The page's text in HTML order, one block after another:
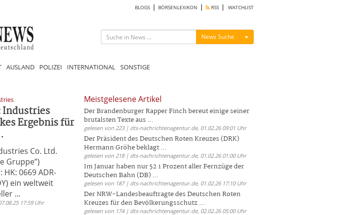
BLOGS BÖRSENLEXIKON RSS WATCHLIST
News Suche Menü ein-/ausblenden
AUSLAND POLIZEI INTERNATIONAL SONSTIGE
Ergebnis für
Co. Ltd.
Gruppe”)
0669 ADR-
ein weltweit
...
17:59 Uhr
Meistgelesene Artikel
Der Brandenburger Rapper Finch bereut einige seiner
brutalsten Texte aus ...
gelesen von 223 | dts-nachrichtenagentur.de, 01.02.26 09:01 Uhr
Der Präsident des Deutschen Roten Kreuzes (DRK)
Hermann Gröhe beklagt ...
gelesen von 218 | dts-nachrichtenagentur.de, 01.02.26 01:00 Uhr
Im Januar haben nur 52 1 Prozent aller Fernzüge der
Deutschen Bahn (DB) ...
gelesen von 187 | dts-nachrichtenagentur.de, 01.02.26 17:10 Uhr
Der NRW-Landesbeauftragte des Deutschen Roten
Kreuzes für den Bevölkerungsschutz ...
gelesen von 174 | dts-nachrichtenagentur.de, 02.02.26 05:00 Uhr